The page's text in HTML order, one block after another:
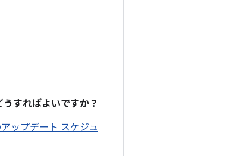
すればよいですか？
ップデート スケジュ